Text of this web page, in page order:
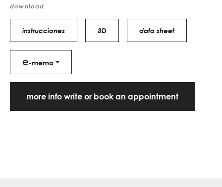
download
instrucciones 3D data sheet
e-memo
more info write or book an appointment